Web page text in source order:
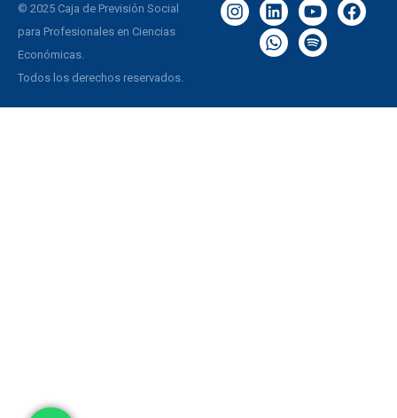
© 2025 Caja de Previsión Social
para Profesionales en Ciencias
Económicas.
Todos los derechos reservados.